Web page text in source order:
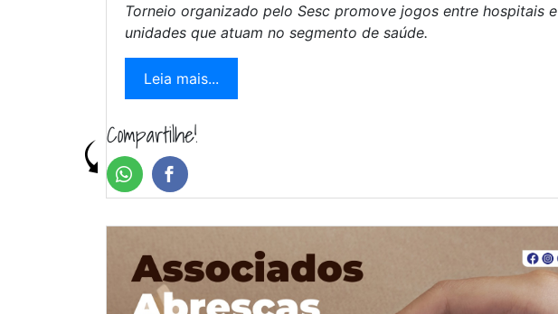
Torneio organizado pelo Sesc promove jogos entre hospitais e
unidades que atuam no segmento de saúde.
Leia mais...
Compartilhe!